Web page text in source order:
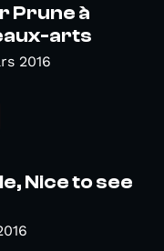
Prune à
arts
2016
Nice to see